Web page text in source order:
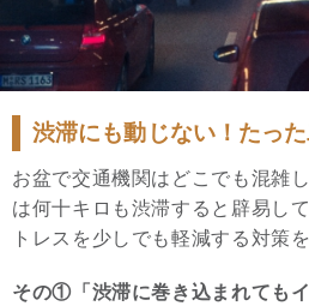
渋滞にも動じない！たっ
お盆で交通機関はどこでも混雑
は何十キロも渋滞すると辟易し
トレスを少しでも軽減する対策
その①「渋滞に巻き込まれても